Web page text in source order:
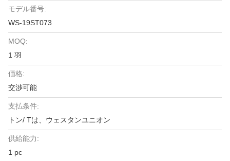
モデル番号:
WS-19ST073
MOQ:
1 羽
価格:
交渉可能
支払条件:
トン/ Tは、ウェスタンユニオン
供給能力:
1 pc